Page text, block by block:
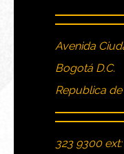
Avenida
Bogotá D.C.
Republica
323 9300